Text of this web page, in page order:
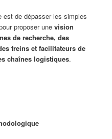
est de dépasser les simples
proposer unevision
de recherche, des
freins et facilitateurs de
chaînes logistiques.